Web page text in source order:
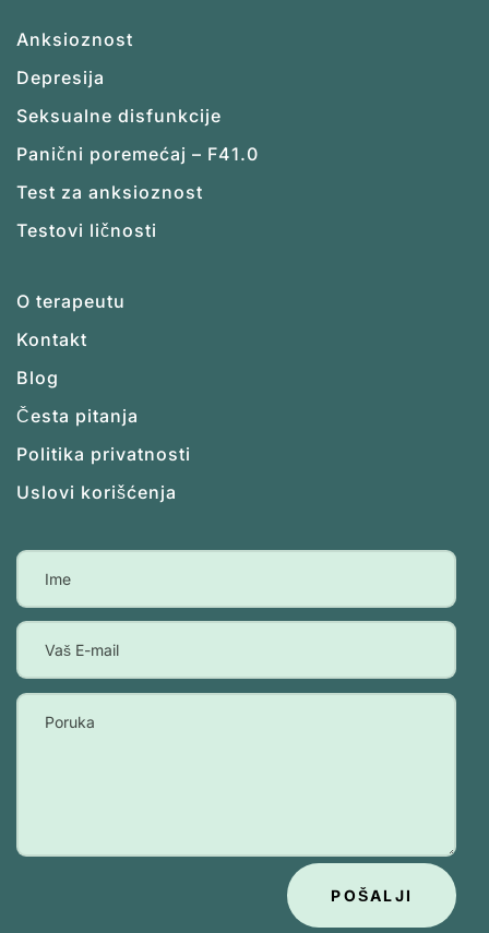
Anksioznost
Depresija
Seksualne disfunkcije
Panični poremećaj – F41.0
Test za anksioznost
Testovi ličnosti
O terapeutu
Kontakt
Blog
Česta pitanja
Politika privatnosti
Uslovi korišćenja
POŠALJI